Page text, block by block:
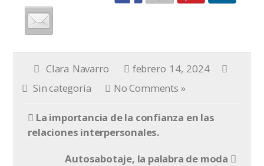
Clara Navarro
febrero 14, 2024
Sin categoría
No Comments »
La importancia de la confianza en las
relaciones interpersonales.
Autosabotaje, la palabra de moda